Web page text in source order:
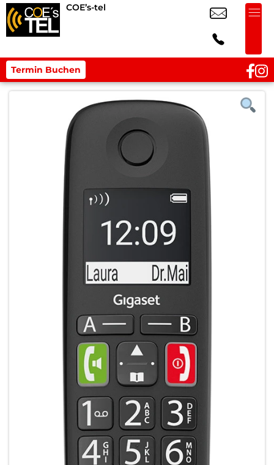
COE’s-tel
Termin Buchen